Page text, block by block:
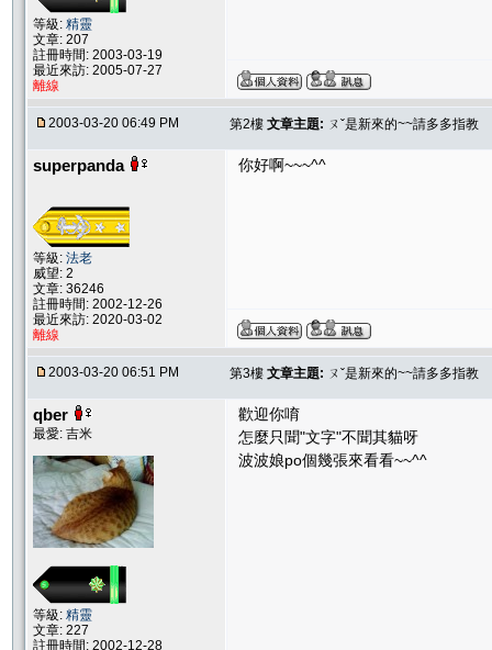
等級: 精靈
文章: 207
註冊時間: 2003-03-19
最近來訪: 2005-07-27
離線
2003-03-20 06:49 PM 第2樓 文章主題: ㄡˇ是新來的~~請多多指教
superpanda
等級: 法老
威望: 2
文章: 36246
註冊時間: 2002-12-26
最近來訪: 2020-03-02
離線
你好啊~~~^^
2003-03-20 06:51 PM 第3樓 文章主題: ㄡˇ是新來的~~請多多指教
qber
最愛: 吉米
等級: 精靈
文章: 227
註冊時間: 2002-12-28
歡迎你唷
怎麼只聞"文字"不聞其貓呀
波波娘po個幾張來看看~~^^